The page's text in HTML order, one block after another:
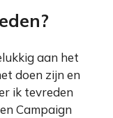
aan het
doen zijn en
ik tevreden
Campaign